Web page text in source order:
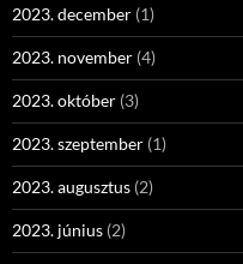
2023. december (1)
2023. november (4)
2023. október (3)
2023. szeptember (1)
2023. augusztus (2)
2023. június (2)